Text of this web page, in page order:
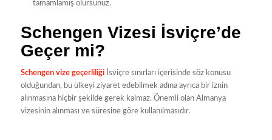
tamamlamış olursunuz.
Schengen Vizesi İsviçre’de
Geçer mi?
Schengen vize geçerliliğiİsviçre sınırları içerisinde söz konusu
olduğundan, bu ülkeyi ziyaret edebilmek adına ayrıca bir iznin
alınmasına hiçbir şekilde gerek kalmaz. Önemli olan Almanya
vizesinin alınması ve süresine göre kullanılmasıdır.